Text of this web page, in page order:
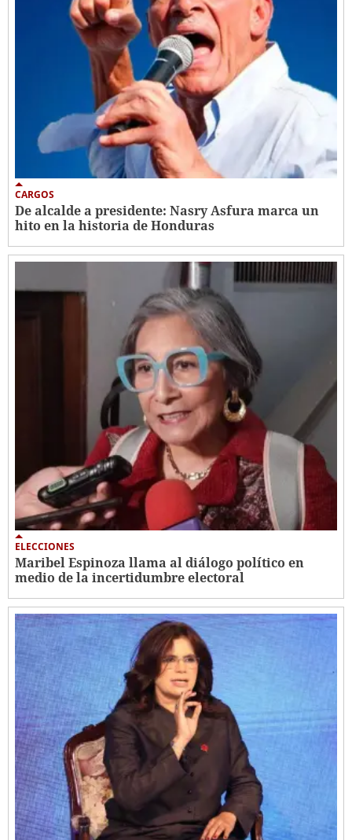
CARGOS
De alcalde a presidente: Nasry Asfura marca un
hito en la historia de Honduras
ELECCIONES
Maribel Espinoza llama al diálogo político en
medio de la incertidumbre electoral